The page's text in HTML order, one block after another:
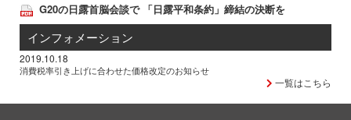
G20の日露首脳会談で 「日露平和条約」締結の決断を
インフォメーション
2019.10.18
消費税率引き上げに合わせた価格改定のお知らせ
一覧はこちら